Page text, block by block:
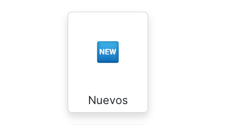
Nuevos